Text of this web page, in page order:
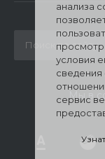
Мы в
анализа
просмотр
условия
сервис